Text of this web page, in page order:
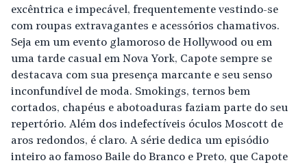
excêntrica e impecável, frequentemente vestindo-se
com roupas extravagantes e acessórios chamativos.
Seja em um evento glamoroso de Hollywood ou em
uma tarde casual em Nova York, Capote sempre se
destacava com sua presença marcante e seu senso
inconfundível de moda. Smokings, ternos bem
cortados, chapéus e abotoaduras faziam parte do seu
repertório. Além dos indefectíveis óculos Moscott de
aros redondos, é claro. A série dedica um episódio
inteiro ao famoso Baile do Branco e Preto, que Capote